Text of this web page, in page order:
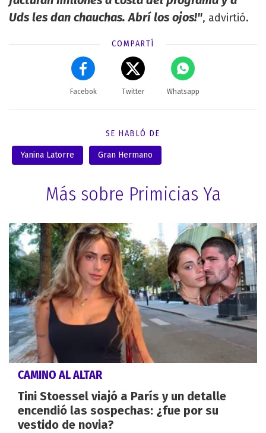
Uds les dan chauchas. Abrí los ojos!", advirtió.
COMPARTÍ
Facebok Twitter Whatsapp
SE HABLÓ DE
Yanina Latorre Gran Hermano
Más sobre Primicias Ya
CAMINO AL ALTAR
Tini Stoessel viajó a París y un detalle
encendió las sospechas: ¿fue por su
vestido de novia?